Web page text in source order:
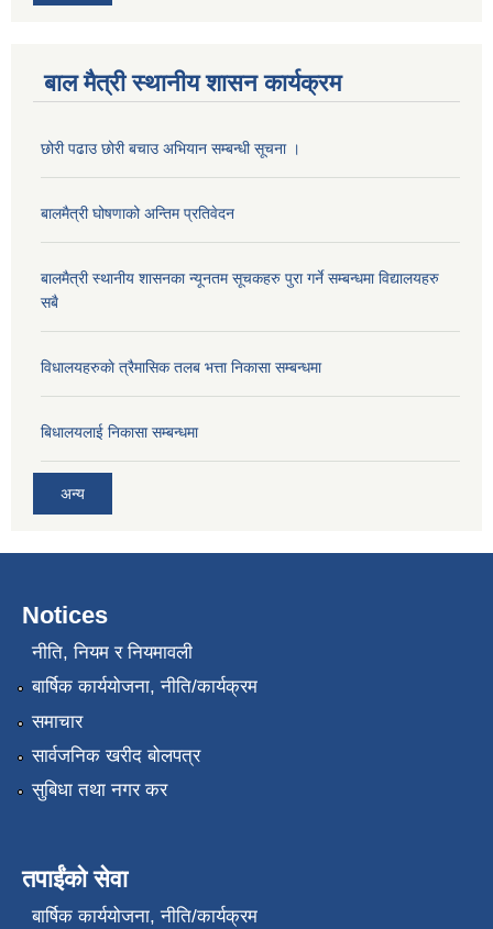
बाल मैत्री स्थानीय शासन कार्यक्रम
छोरी पढाउ छोरी बचाउ अभियान सम्बन्धी सूचना ।
बालमैत्री घोषणाको अन्तिम प्रतिवेदन
बालमैत्री स्थानीय शासनका न्यूनतम सूचकहरु पुरा गर्ने सम्बन्धमा विद्यालयहरु
सबै
विधालयहरुकाे त्रैमासिक तलब भत्ता निकासा सम्बन्धमा
बिधालयलाई निकासा सम्बन्धमा
अन्य
Notices
नीति, नियम र नियमावली
बार्षिक कार्ययोजना, नीति/कार्यक्रम
समाचार
सार्वजनिक खरीद बोलपत्र
सुबिधा तथा नगर कर
तपाईंको सेवा
बार्षिक कार्ययोजना, नीति/कार्यक्रम